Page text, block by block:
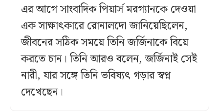
এর আগে সাংবাদিক পিয়ার্স মরগ্যানকে দেওয়া
এক সাক্ষাৎকারে রোনালদো জানিয়েছিলেন,
জীবনের সঠিক সময়ে তিনি জর্জিনাকে বিয়ে
করতে চান। তিনি আরও বলেন, জর্জিনাই সেই
নারী, যার সঙ্গে তিনি ভবিষ্যৎ গড়ার স্বপ্ন
দেখেছেন।